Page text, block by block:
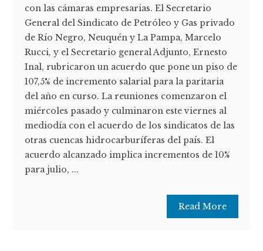
con las cámaras empresarias. El Secretario
General del Sindicato de Petróleo y Gas privado
de Río Negro, Neuquén y La Pampa, Marcelo
Rucci, y el Secretario general Adjunto, Ernesto
Inal, rubricaron un acuerdo que pone un piso de
107,5% de incremento salarial para la paritaria
del año en curso. La reuniones comenzaron el
miércoles pasado y culminaron este viernes al
mediodía con el acuerdo de los sindicatos de las
otras cuencas hidrocarburíferas del país. El
acuerdo alcanzado implica incrementos de 10%
para julio, ...
Read More